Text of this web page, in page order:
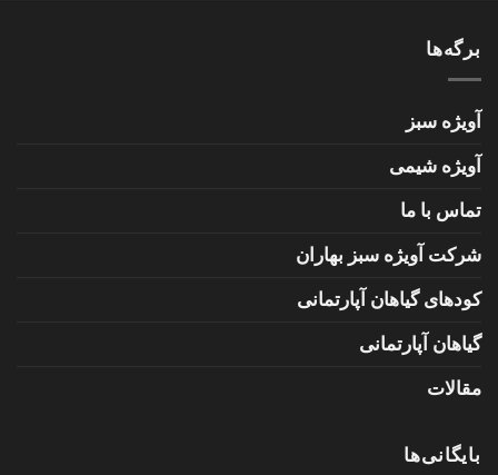
برگه‌ها
آویژه سبز
آویژه شیمی
تماس با ما
شرکت آویژه سبز بهاران
کودهای گیاهان آپارتمانی
گیاهان آپارتمانی
مقالات
بایگانی‌ها